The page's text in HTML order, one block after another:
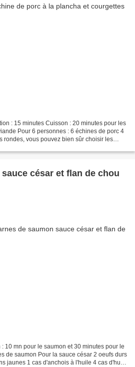
: 15 minutes Cuisson : 20 minutes pour les
Pour 6 personnes : 6 échines de porc 4
rondes, vous pouvez bien sûr choisir les
césar et flan de chou
10 mn pour le saumon et 30 minutes pour le
de saumon Pour la sauce césar 2 oeufs durs
jaunes 1 cas d'anchois à l'huile 4 cas d'huile